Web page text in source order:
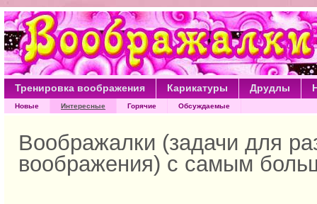
Тренировка воображения Карикатуры Друдлы
Новые Интересные Горячие Обсуждаемые
Воображалки (задачи для
воображения) с самым